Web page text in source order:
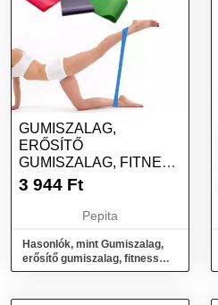
GUMISZALAG,
ERŐSÍTŐ
GUMISZALAG, FITNESS
GUMISZALAG 2 DB
3 944 Ft
Pepita
Hasonlók, mint Gumiszalag,
erősítő gumiszalag, fitness
gumiszalag 2 db